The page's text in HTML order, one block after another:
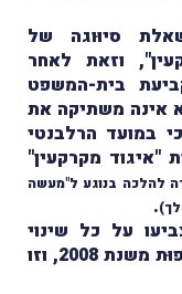
סיוּוגה של
וזאת לאחר
בית-המשפט
לשנת 2008, וממילא אינה משתיקה את
במועד הרלבנטי
"איגוד מקרקעין"
להלכה בנוגע ל"מעשה
.
על כל שינוי
המצדיק את שינוי מעֲמדה של השותפוּת משנת 2008, וזו